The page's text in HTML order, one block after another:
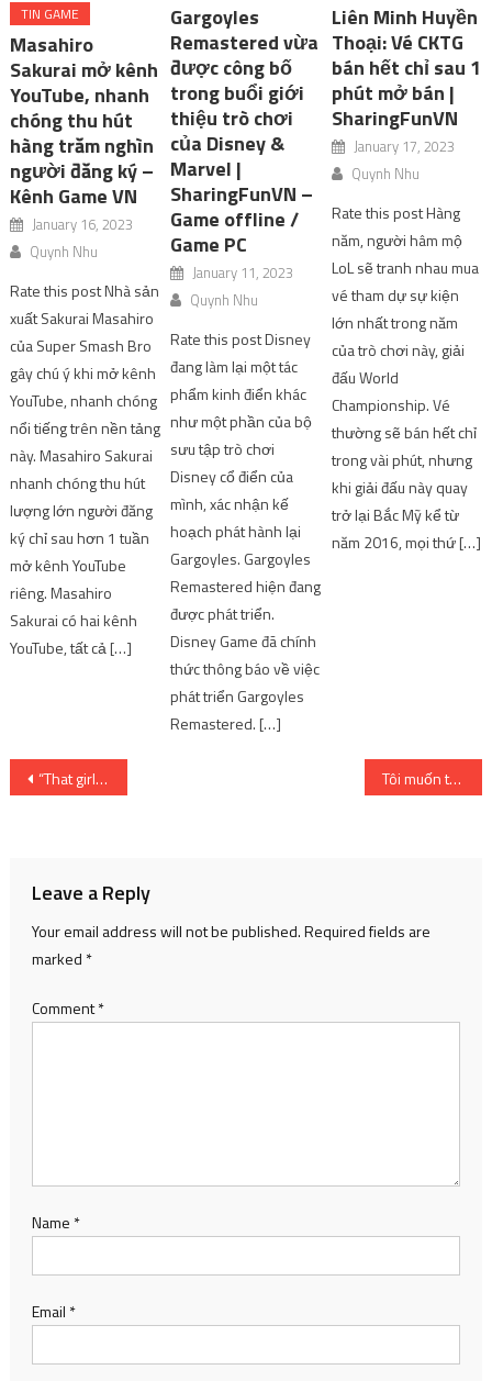
TIN GAME
Masahiro
Sakurai mở kênh
YouTube, nhanh
chóng thu hút
hàng trăm nghìn
người đăng ký –
Kênh Game VN
January 16, 2023
Quynh Nhu
Rate this post Nhà sản
xuất Sakurai Masahiro
của Super Smash Bro
gây chú ý khi mở kênh
YouTube, nhanh chóng
nổi tiếng trên nền tảng
này. Masahiro Sakurai
nhanh chóng thu hút
lượng lớn người đăng
ký chỉ sau hơn 1 tuần
mở kênh YouTube
riêng. Masahiro
Sakurai có hai kênh
YouTube, tất cả […]
Gargoyles
Remastered vừa
được công bố
trong buổi giới
thiệu trò chơi
của Disney &
Marvel |
SharingFunVN –
Game offline /
Game PC
January 11, 2023
Quynh Nhu
Rate this post Disney
đang làm lại một tác
phẩm kinh điển khác
như một phần của bộ
sưu tập trò chơi
Disney cổ điển của
mình, xác nhận kế
hoạch phát hành lại
Gargoyles. Gargoyles
Remastered hiện đang
được phát triển.
Disney Game đã chính
thức thông báo về việc
phát triển Gargoyles
Remastered. […]
Liên Minh Huyền
Thoại: Vé CKTG
bán hết chỉ sau 1
phút mở bán |
SharingFunVN
January 17, 2023
Quynh Nhu
Rate this post Hàng
năm, người hâm mộ
LoL sẽ tranh nhau mua
vé tham dự sự kiện
lớn nhất trong năm
của trò chơi này, giải
đấu World
Championship. Vé
thường sẽ bán hết chỉ
trong vài phút, nhưng
khi giải đấu này quay
trở lại Bắc Mỹ kể từ
năm 2016, mọi thứ […]
Post
“That girl” ca khúc với giai điệu gây nghiện Tôi muốn tất cả cho Giáng sinh…? – Kitsune 9 đuôi
Leave a Reply
Your email address will not be published.Required fields are
marked *
Comment*
Name *
Email *